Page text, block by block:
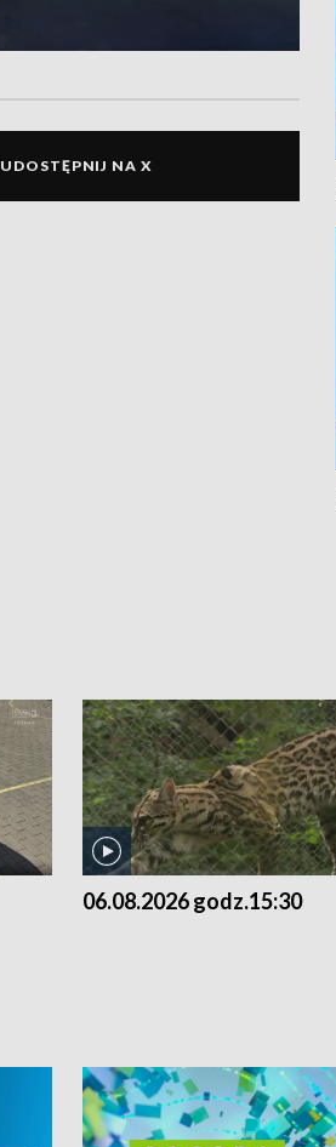
UDOSTĘPNIJ NA X
06.08.2026 godz.15:30